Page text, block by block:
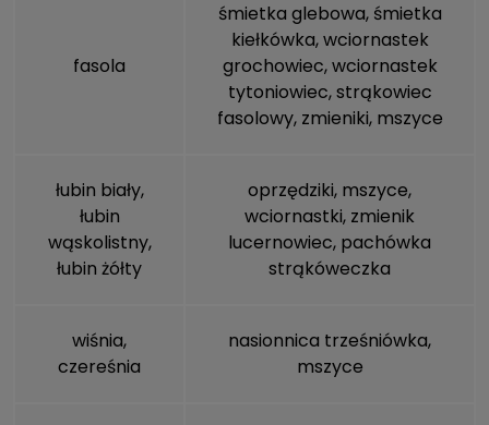
fasola
śmietka glebowa, śmietka
kiełkówka, wciornastek
grochowiec, wciornastek
tytoniowiec, strąkowiec
fasolowy, zmieniki, mszyce
łubin biały,
łubin
wąskolistny,
łubin żółty
oprzędziki, mszyce,
wciornastki, zmienik
lucernowiec, pachówka
strąkóweczka
wiśnia,
czereśnia
nasionnica trześniówka,
mszyce